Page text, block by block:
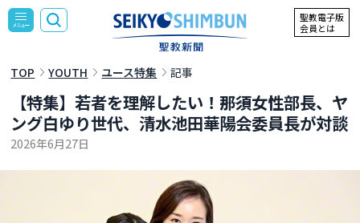
聖教電子版
会員とは
TOP YOUTH ユース特集 記事
【特集】若者を理解したい！――那須女性部長、ヤ
ング白ゆり世代、清水池田華陽会委員長が対談
2026年6月27日